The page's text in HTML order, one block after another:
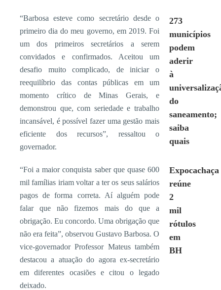
“Barbosa esteve como secretário desde o
primeiro dia do meu governo, em 2019. Foi
um dos primeiros secretários a serem
convidados e confirmados. Aceitou um
desafio muito complicado, de iniciar o
reequilíbrio das contas públicas em um
momento crítico de Minas Gerais, e
demonstrou que, com seriedade e trabalho
incansável, é possível fazer uma gestão mais
eficiente dos recursos”, ressaltou o
governador.
“Foi a maior conquista saber que quase 600
mil famílias iriam voltar a ter os seus salários
pagos de forma correta. Aí alguém pode
falar que não fizemos mais do que a
obrigação. Eu concordo. Uma obrigação que
não era feita”, observou Gustavo Barbosa. O
vice-governador Professor Mateus também
destacou a atuação do agora ex-secretário
em diferentes ocasiões e citou o legado
deixado.
273
municípios
podem
aderir
à
do
saneamento;
saiba
quais
Expocachaça
reúne
2
mil
rótulos
em
BH